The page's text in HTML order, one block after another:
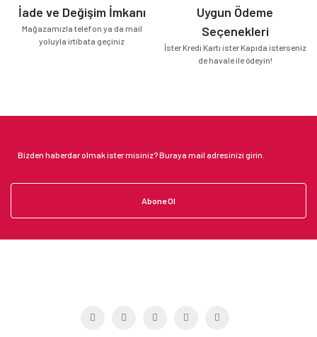
İade ve Değişim İmkanı
Mağazamızla telefon ya da mail
yoluyla irtibata geçiniz
Uygun Ödeme
Seçenekleri
İster Kredi Kartı ister Kapıda isterseniz
de havale ile ödeyin!
Abone Ol